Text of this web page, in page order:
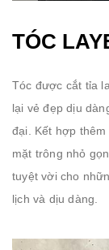
TÓC
Tóc được cắt tỉa
lại vẻ đẹp dịu
đại. Kết hợp
mặt trông nhỏ
tuyệt vời cho
lịch và dịu dàng.